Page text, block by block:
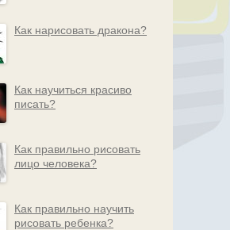
Как нарисовать дракона?
Как научиться красиво
писать?
Как правильно рисовать
лицо человека?
Как правильно научить
рисовать ребенка?